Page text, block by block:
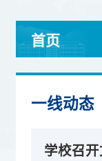
首页
一线动态
学校召